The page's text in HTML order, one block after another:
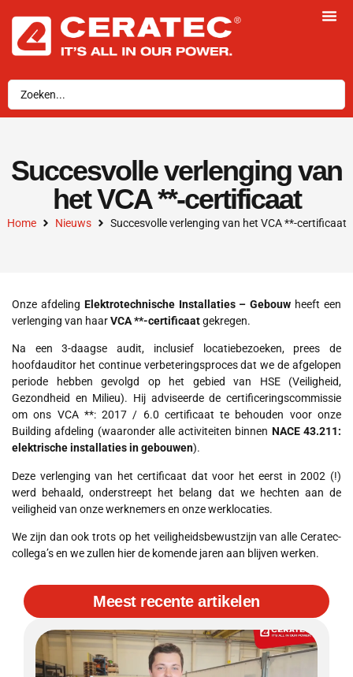
Succesvolle verlenging van
het VCA **-certificaat
Home Nieuws Succesvolle verlenging van het VCA **-certificaat
Onze afdeling Elektrotechnische Installaties – Gebouw heeft een
verlenging van haarVCA **-certificaatgekregen.
Na een 3-daagse audit, inclusief locatiebezoeken, prees de
hoofdauditor het continue verbeteringsproces dat we de afgelopen
periode hebben gevolgd op het gebied van HSE (Veiligheid,
Gezondheid en Milieu). Hij adviseerde de certificeringscommissie
om ons VCA **: 2017 / 6.0 certificaat te behouden voor onze
Building afdeling (waaronder alle activiteiten binnen NACE 43.211:
elektrische installaties in gebouwen).
Deze verlenging van het certificaat dat voor het eerst in 2002 (!)
werd behaald, onderstreept het belang dat we hechten aan de
veiligheid van onze werknemers en onze werklocaties.
We zijn dan ook trots op het veiligheidsbewustzijn van alle Ceratec-
collega’s en we zullen hier de komende jaren aan blijven werken.
Meest recente artikelen